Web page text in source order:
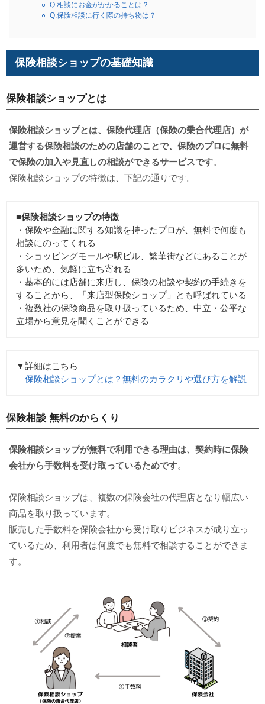
Q.相談にお金がかかることは？
Q.保険相談に行く際の持ち物は？
保険相談ショップの基礎知識
保険相談ショップとは
保険相談ショップとは、保険代理店（保険の乗合代理店）が
運営する保険相談のための店舗のことで、保険のプロに無料
で保険の加入や見直しの相談ができるサービスです。
保険相談ショップの特徴は、下記の通りです。
■保険相談ショップの特徴
・保険や金融に関する知識を持ったプロが、無料で何度も
相談にのってくれる
・ショッピングモールや駅ビル、繁華街などにあることが
多いため、気軽に立ち寄れる
・基本的には店舗に来店し、保険の相談や契約の手続きを
することから、「来店型保険ショップ」とも呼ばれている
・複数社の保険商品を取り扱っているため、中立・公平な
立場から意見を聞くことができる
▼詳細はこちら
保険相談ショップとは？無料のカラクリや選び方を解説
保険相談 無料のからくり
保険相談ショップが無料で利用できる理由は、契約時に保険
会社から手数料を受け取っているためです。
保険相談ショップは、複数の保険会社の代理店となり幅広い
商品を取り扱っています。
販売した手数料を保険会社から受け取りビジネスが成り立っ
ているため、利用者は何度でも無料で相談することができま
す。